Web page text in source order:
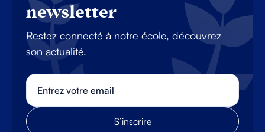
newsletter
Restez connecté à notre école, découvrez
son actualité.